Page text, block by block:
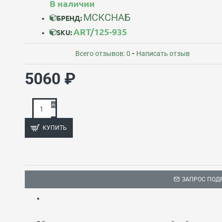
В наличии
БРЕНД: МСКСНАБ
SKU:ART/125-935
Всего отзывов: 0 - Написать отзыв
5060 ₽
КУПИТЬ
ЗАПРОС